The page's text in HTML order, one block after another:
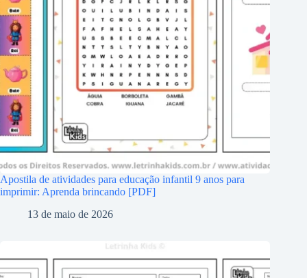
Apostila de atividades para educação infantil 9 anos para
imprimir: Aprenda brincando [PDF]
13 de maio de 2026